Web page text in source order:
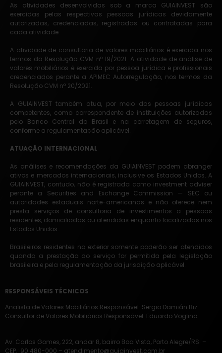
As atividades desenvolvidas sob a marca GUIAINVEST são
exercidas pelas respectivas pessoas jurídicas devidamente
autorizadas, credenciadas, registradas ou contratadas para
cada atividade.
A atividade de consultoria de valores mobiliários é exercida nos
termos da Resolução CVM nº 19/2021. A atividade de análise de
valores mobiliários é exercida por pessoa jurídica e profissionais
credenciados perante a APIMEC Autorregulação, nos termos da
Resolução CVM nº 20/2021.
A GUIAINVEST também atua, por meio das pessoas jurídicas
competentes, como correspondente de instituições autorizadas
pelo Banco Central do Brasil e na corretagem de seguros,
conforme a regulamentação aplicável.
ATUAÇÃO INTERNACIONAL
As análises e recomendações da GUIAINVEST podem abranger
ativos e mercados internacionais, inclusive os Estados Unidos. A
GUIAINVEST, contudo, não é registrada como investment adviser
perante a Securities and Exchange Commission — SEC ou
autoridades estaduais norte-americanas e não oferece nem
presta serviços de consultoria de investimentos a pessoas
residentes, domiciliadas ou atendidas enquanto localizadas nos
Estados Unidos.
Brasileiros residentes no exterior somente poderão ser atendidos
quando a prestação do serviço for permitida pela legislação
brasileira e pela regulamentação da jurisdição aplicável.
RESPONSÁVEIS TÉCNICOS
Analista de Valores Mobiliários Responsável: Sergio Damián Biz
Consultor de Valores Mobiliários Responsável: Eduardo Voglino
Av. Carlos Gomes, 222, andar 8, bairro Boa Vista, Porto Alegre/RS –
CEP.: 90.480-000 – atendimento@guiainvest.com.br